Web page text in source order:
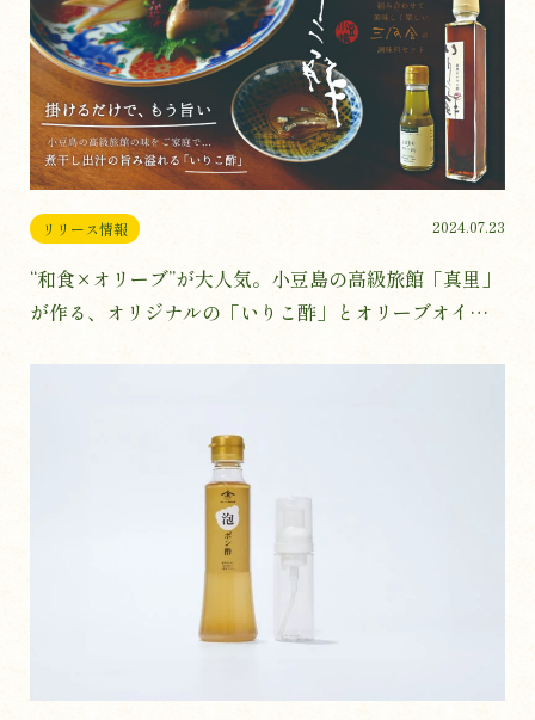
リリース情報 2024.07.23
“和食×オリーブ”が大人気。小豆島の高級旅館「真里」
が作る、オリジナルの「いりこ酢」とオリーブオイル